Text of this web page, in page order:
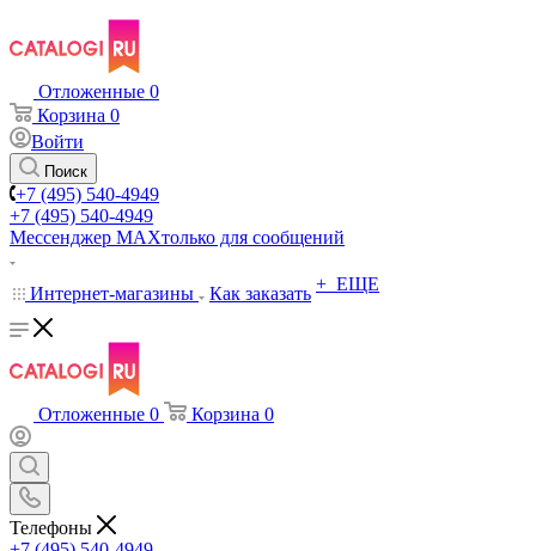
Отложенные 0
Корзина 0
Войти
Поиск
+7 (495) 540-4949
+7 (495) 540-4949
Мессенджер МАХтолько для сообщений
Интернет-магазины Как заказать + ЕЩЕ
Отложенные 0 Корзина 0
Телефоны